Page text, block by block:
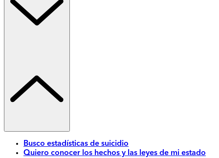
Busco estadísticas de suicidio
Quiero conocer los hechos y las leyes de mi estado